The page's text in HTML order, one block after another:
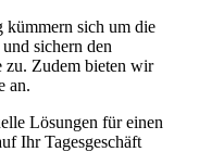
kümmern sich um die
sichern den
zu. Zudem bieten wir
an.
Lösungen für einen
Ihr Tagesgeschäft